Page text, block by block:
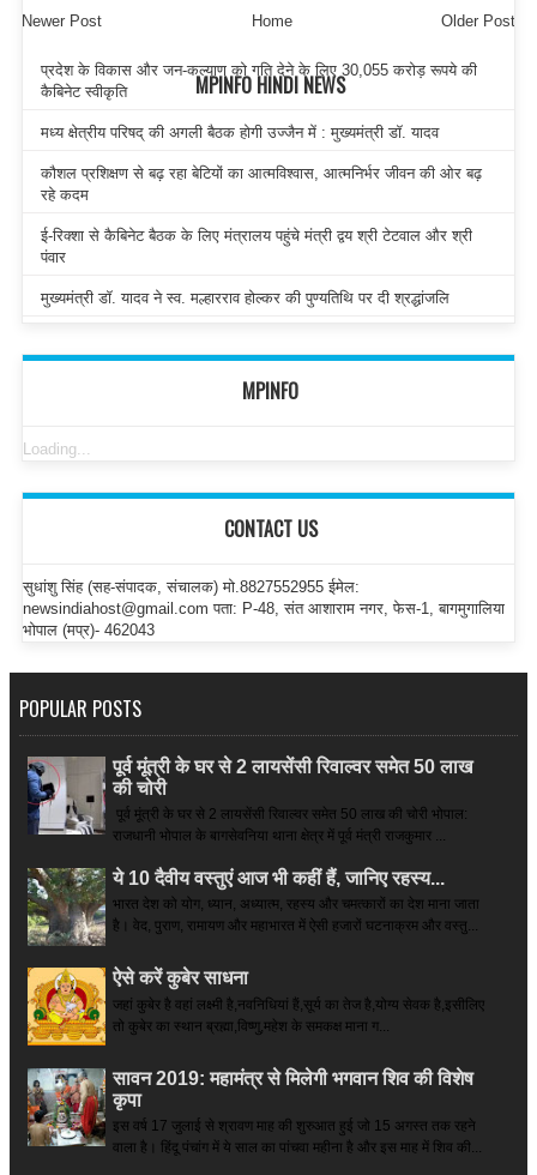
Newer Post Older Post
Home
MPINFO HINDI NEWS
प्रदेश के विकास और जन-कल्याण को गति देने के लिए 30,055 करोड़ रूपये की
कैबिनेट स्वीकृति
मध्य क्षेत्रीय परिषद् की अगली बैठक होगी उज्जैन में : मुख्यमंत्री डॉ. यादव
कौशल प्रशिक्षण से बढ़ रहा बेटियों का आत्मविश्वास, आत्मनिर्भर जीवन की ओर बढ़
रहे कदम
ई-रिक्शा से कैबिनेट बैठक के लिए मंत्रालय पहुंचे मंत्री द्वय श्री टेटवाल और श्री
पंवार
मुख्यमंत्री डॉ. यादव ने स्व. मल्हारराव होल्कर की पुण्यतिथि पर दी श्रद्धांजलि
MPINFO
Loading...
CONTACT US
सुधांशु सिंह (सह-संपादक, संचालक) मो.8827552955 ईमेल:
newsindiahost@gmail.com पता: P-48, संत आशाराम नगर, फेस-1, बागमुगालिया
भोपाल (मप्र)- 462043
POPULAR POSTS
पूर्व मूंत्री के घर से 2 लायसेंसी रिवाल्वर समेत 50 लाख
की चोरी
पूर्व मूंत्री के घर से 2 लायसेंसी रिवाल्वर समेत 50 लाख की चोरी भोपाल:
राजधानी भोपाल के बागसेवनिया थाना क्षेत्र में पूर्व मंत्री राजकुमार ...
ये 10 दैवीय वस्तुएं आज भी कहीं हैं, जानिए रहस्य...
भारत देश को योग, ध्यान, अध्यात्म, रहस्य और चमत्कारों का देश माना जाता
है। वेद, पुराण, रामायण और महाभारत में ऐसी हजारों घटनाक्रम और वस्तु...
ऐसे करें कुबेर साधना
जहां कुबेर है­ वहां लक्ष्मी है,नवनिधियां हैं,सूर्य का तेज है,योग्य सेवक है,इसीलिए
तो कुबेर का स्थान ब्रह्मा,विष्णु,महेश के समकक्ष माना ग...
सावन 2019: महामंत्र से मिलेगी भगवान शिव की विशेष
कृपा
इस वर्ष 17 जुलाई से श्रावण माह की शुरुआत हुई जो 15 अगस्त तक रहने
वाला है। हिंदू पंचांग में ये साल का पांचवा महीना है और इस माह में शिव की...